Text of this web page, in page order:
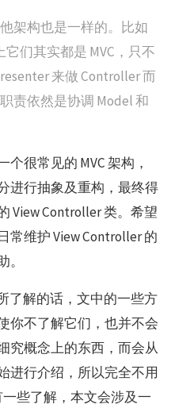
架构也是一样的。比如
它们其实都是 MVC，只不
来做 Controller 而
责依然是协调 Model 和
很常见的 MVC 架构，
进行抽象及重构，最终得
View Controller 类。希望
常维护 View Controller 的
了解的话，文中的一些方
你不了解它们，也并不会
究概念上的东西，而会从
进行介绍，所以完全不用
些了解，本文会涉及一